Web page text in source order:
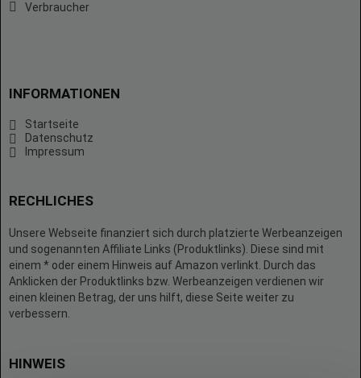
Verbraucher
INFORMATIONEN
Startseite
Datenschutz
Impressum
RECHLICHES
Unsere Webseite finanziert sich durch platzierte Werbeanzeigen
und sogenannten Affiliate Links (Produktlinks). Diese sind mit
einem * oder einem Hinweis auf Amazon verlinkt. Durch das
Anklicken der Produktlinks bzw. Werbeanzeigen verdienen wir
einen kleinen Betrag, der uns hilft, diese Seite weiter zu
verbessern.
HINWEIS